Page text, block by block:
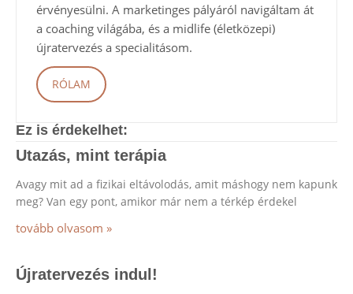
érvényesülni. A marketinges pályáról navigáltam át
a coaching világába, és a midlife (életközepi)
újratervezés a specialitásom.
RÓLAM
Ez is érdekelhet:
Utazás, mint terápia
Avagy mit ad a fizikai eltávolodás, amit máshogy nem kapunk
meg? Van egy pont, amikor már nem a térkép érdekel
tovább olvasom »
Újratervezés indul!